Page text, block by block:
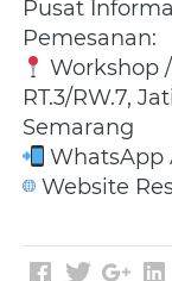
Pusat
Pemesanan:
Workshop
RT.3/RW.7,
Semarang
WhatsApp
Website